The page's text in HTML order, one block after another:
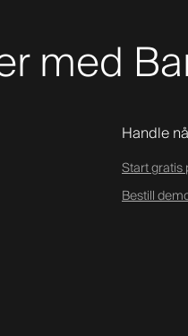
med
Handle
Start gratis
Bestill